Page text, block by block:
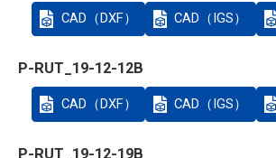
CAD（DXF） CAD（IGS）
P-RUT_19-12-12B
CAD（DXF） CAD（IGS）
P-RUT_19-12-19B